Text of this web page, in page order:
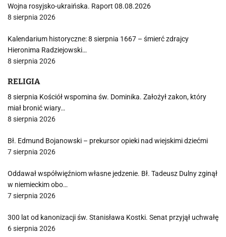
Wojna rosyjsko-ukraińska. Raport 08.08.2026
8 sierpnia 2026
Kalendarium historyczne: 8 sierpnia 1667 – śmierć zdrajcy
Hieronima Radziejowski…
8 sierpnia 2026
RELIGIA
8 sierpnia Kościół wspomina św. Dominika. Założył zakon, który
miał bronić wiary…
8 sierpnia 2026
Bł. Edmund Bojanowski – prekursor opieki nad wiejskimi dziećmi
7 sierpnia 2026
Oddawał współwięźniom własne jedzenie. Bł. Tadeusz Dulny zginął
w niemieckim obo…
7 sierpnia 2026
300 lat od kanonizacji św. Stanisława Kostki. Senat przyjął uchwałę
6 sierpnia 2026